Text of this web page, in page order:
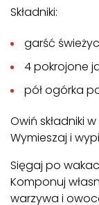
Składniki:
garść
4 pokrojone
pół ogórka
Owiń składniki
Wymieszaj i
Sięgaj po
Komponuj
warzywa i